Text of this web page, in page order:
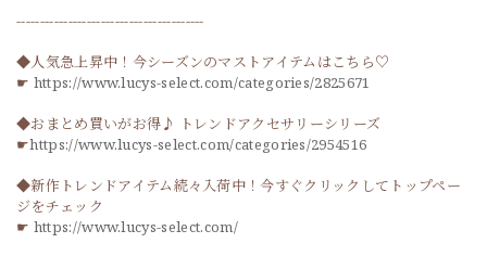
----------------------------------------
◆人気急上昇中！今シーズンのマストアイテムはこちら♡
☛ https://www.lucys-select.com/categories/2825671
◆おまとめ買いがお得♪ トレンドアクセサリーシリーズ
☛https://www.lucys-select.com/categories/2954516
◆新作トレンドアイテム続々入荷中！今すぐクリックしてトップペー
ジをチェック
☛ https://www.lucys-select.com/